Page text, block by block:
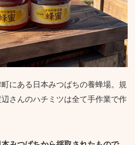
にある日本みつばちの養蜂場。規
さんのハチミツは全て手作業で作